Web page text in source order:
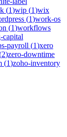
(1)wip (1)wix
(1)work-os
(1)workflows
capital
payroll (1)xero
2)zero-downtime
(1)zoho-inventory